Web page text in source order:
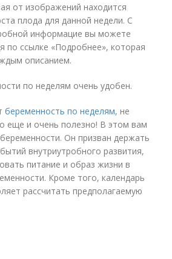
от изображений находится
плода для данной недели. С
информацие вы можете
по ссылке «Подробнее», которая
описанием.
по неделям очень удобен.
беременность по неделям, не
еще и очень полезно! В этом вам
Он призван держать
внутриутробного развития,
питание и образ жизни в
Кроме того, календарь
рассчитать предполагаемую